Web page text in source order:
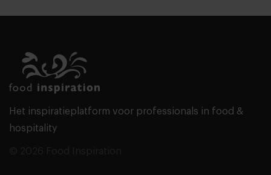
Het inspiratieplatform voor professionals in food &
hospitality